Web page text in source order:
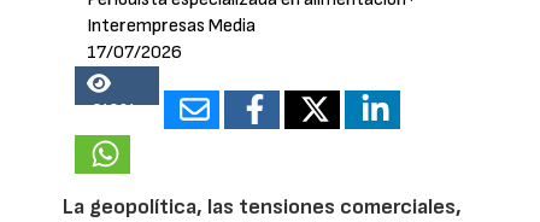
Interempresas Media
17/07/2026
24894
La geopolítica, las tensiones comerciales,